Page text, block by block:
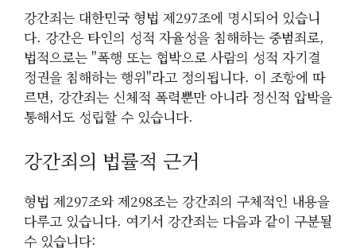
강간죄는 대한민국 형법 제297조에 명시되어 있습니
다. 강간은 타인의 성적 자율성을 침해하는 중범죄로,
법적으로는 "폭행 또는 협박으로 사람의 성적 자기결
정권을 침해하는 행위"라고 정의됩니다. 이 조항에 따
르면, 강간죄는 신체적 폭력뿐만 아니라 정신적 압박을
통해서도 성립할 수 있습니다.
강간죄의 법률적 근거
형법 제297조와 제298조는 강간죄의 구체적인 내용을
다루고 있습니다. 여기서 강간죄는 다음과 같이 구분될
수 있습니다: